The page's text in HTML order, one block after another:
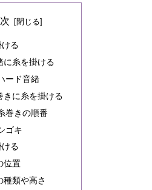
る
に糸を掛ける
ード音緒
きに糸を掛ける
巻きの順番
ゴキ
る
位置
種類や高さ